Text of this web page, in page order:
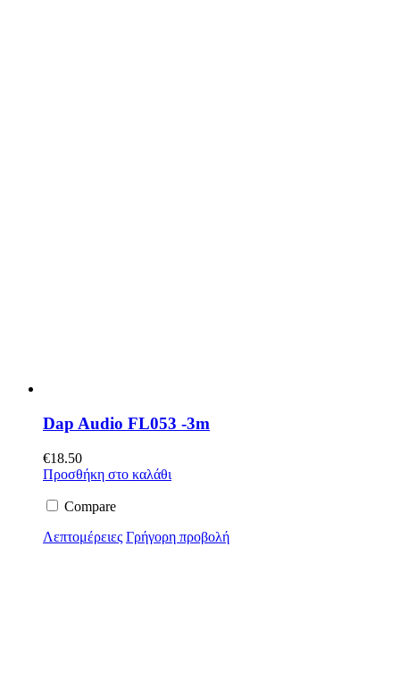
Dap Audio FL053 -3m
€18.50
Προσθήκη στο καλάθι
Compare
Λεπτομέρειες Γρήγορη προβολή